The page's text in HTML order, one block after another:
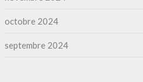
octobre 2024
septembre 2024